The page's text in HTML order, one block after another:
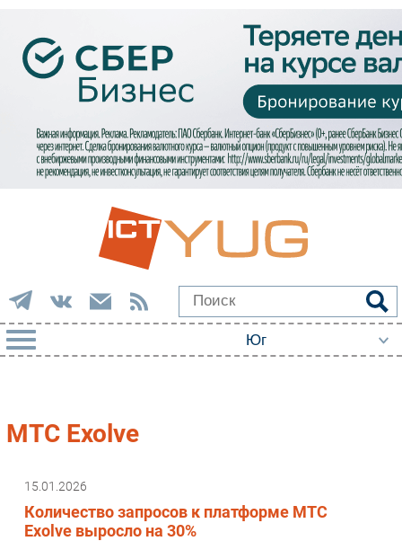
Импорто­замещение
Фиксированная связь
МТС Exolve
15.01.2026
Количество запросов к платформе МТС
Exolve выросло на 30%